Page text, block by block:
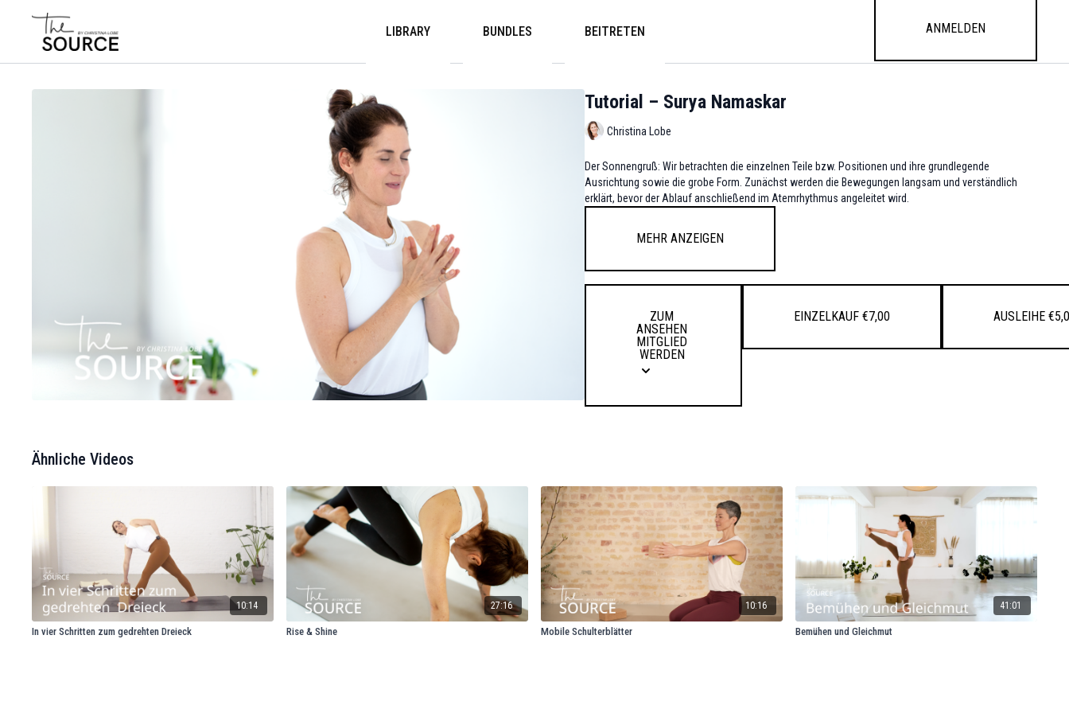
LIBRARY BUNDLES BEITRETEN Anmelden
Tutorial – Surya Namaskar
Christina Lobe
Der Sonnengruß: Wir betrachten die einzelnen Teile bzw. Positionen und ihre grundlegende
Ausrichtung sowie die grobe Form. Zunächst werden die Bewegungen langsam und verständlich
erklärt, bevor der Ablauf anschließend im Atemrhythmus angeleitet wird.
Mehr anzeigen
ZUM
ANSEHEN
MITGLIED
WERDEN
Einzelkauf €7,00 Ausleihe
Ähnliche Videos
10:14
In vier Schritten zum gedrehten Dreieck
27:16
Rise & Shine
10:16
Mobile Schulterblätter
41:01
Bemühen und Gleichmut